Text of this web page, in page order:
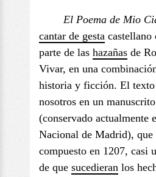
El Poema de Mio
cantar de gesta castellano
parte de las hazañas de
Vivar, en una
historia y ficción. El texto
nosotros en un
(conservado actualmente
Nacional de Madrid),
compuesto en 1207, casi
de que sucedieran los